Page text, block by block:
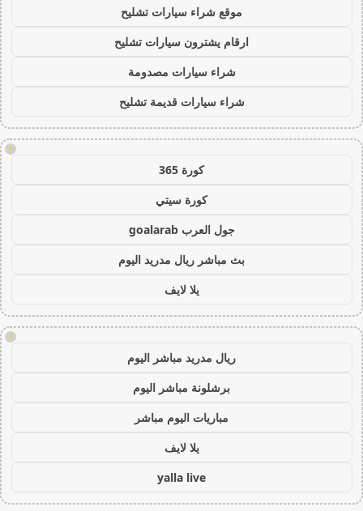
موقع شراء سيارات تشليح
ارقام يشترون سيارات تشليح
شراء سيارات مصدومة
شراء سيارات قديمة تشليح
!
كورة 365
كورة سيتي
جول العرب goalarab
بث مباشر ريال مدريد اليوم
يلا لايف
!
ريال مدريد مباشر اليوم
برشلونة مباشر اليوم
مباريات اليوم مباشر
يلا لايف
yalla live